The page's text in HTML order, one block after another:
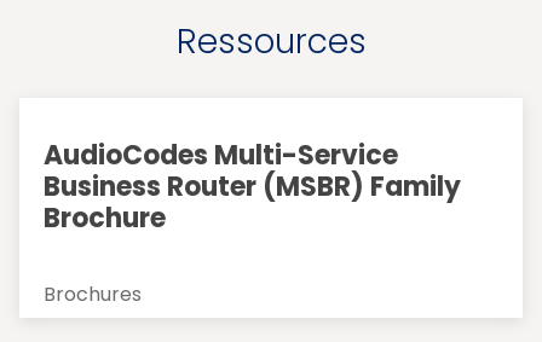
Ressources
AudioCodes Multi-Service
Business Router (MSBR) Family
Brochure
Brochures